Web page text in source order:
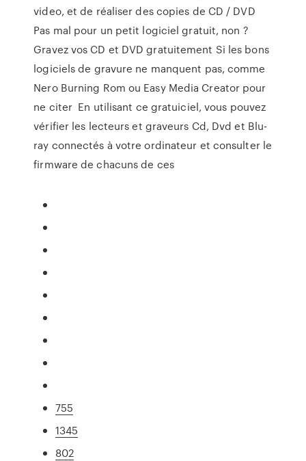
video, et de réaliser des copies de CD / DVD
Pas mal pour un petit logiciel gratuit, non ?
Gravez vos CD et DVD gratuitement Si les bons
logiciels de gravure ne manquent pas, comme
Nero Burning Rom ou Easy Media Creator pour
ne citer En utilisant ce gratuiciel, vous pouvez
vérifier les lecteurs et graveurs Cd, Dvd et Blu-
ray connectés à votre ordinateur et consulter le
firmware de chacuns de ces
755
1345
802